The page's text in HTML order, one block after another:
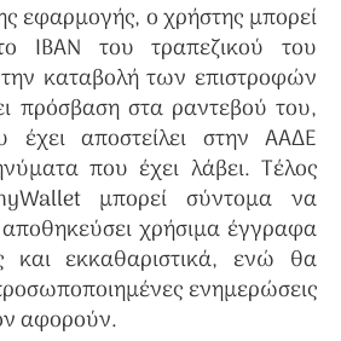
εφαρμογής, ο χρήστης μπορεί
ΙΒΑΝ του τραπεζικού του
καταβολή των επιστροφών
πρόσβαση στα ραντεβού του,
έχει αποστείλει στην ΑΑΔΕ
που έχει λάβει. Τέλος
μπορεί σύντομα να
χρήσιμα έγγραφα
και εκκαθαριστικά, ενώ θα
ενημερώσεις
αφορούν.